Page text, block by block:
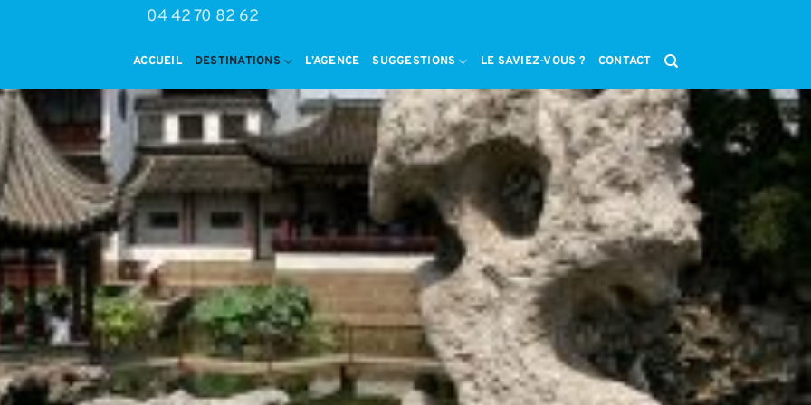
04 42 70 82 62
ACCUEIL DESTINATIONS L’AGENCE SUGGESTIONS LE SAVIEZ-VOUS ? CONTACT